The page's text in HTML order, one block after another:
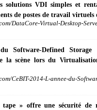
solutions VDI simples et
de postes de travail virtuels
DataCore-Virtual-Desktop-
Software-Defined Storage
la scène lors du
CeBIT-2014-L-annee-du-
tape » offre une sécurité de